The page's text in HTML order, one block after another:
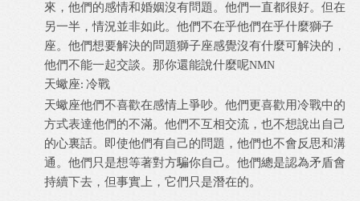
來，他們的感情和婚姻沒有問題。他們一直都很好。但在
另一半，情況並非如此。他們不在乎他們在乎什麼獅子
座。他們想要解決的問題獅子座感覺沒有什麼可解決的，
他們不能一起交談。那你還能說什麼呢NMN
天蠍座: 冷戰
天蠍座他們不喜歡在感情上爭吵。他們更喜歡用冷戰中的
方式表達他們的不滿。他們不互相交流，也不想說出自己
的心裏話。即使他們有自己的問題，他們也不會反思和溝
通。他們只是想等著對方騙你自己。他們總是認為矛盾會
持續下去，但事實上，它們只是潛在的。